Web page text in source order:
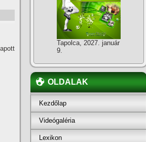
Tapolca, 2027. január
9.
OLDALAK
Kezdőlap
Videógaléria
Lexikon